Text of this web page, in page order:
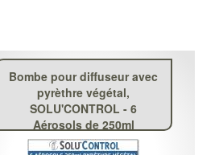
Bombe pour diffuseur avec
pyrèthre végétal,
SOLU'CONTROL - 6
Aérosols de 250ml